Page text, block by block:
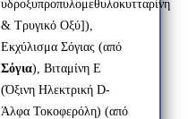
υδροξυπροπυλομεθυλοκυτταρίνη
& Τρυγικό Οξύ]),
Εκχύλισμα Σόγιας (από
Σόγια), Βιταμίνη Ε
(Όξινη Ηλεκτρική D-
Άλφα Τοκοφερόλη) (από